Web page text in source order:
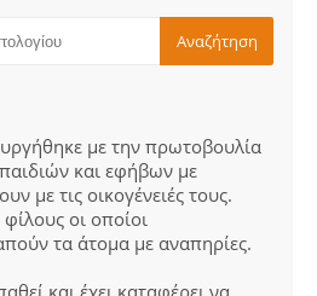
με την πρωτοβουλία
και εφήβων με
με τις οικογένειές τους.
οι οποίοι
τα άτομα με αναπηρίες.